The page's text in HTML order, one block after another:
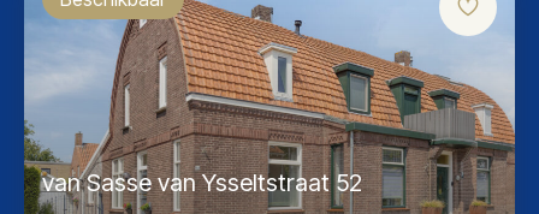
van Sasse van Ysseltstraat 52